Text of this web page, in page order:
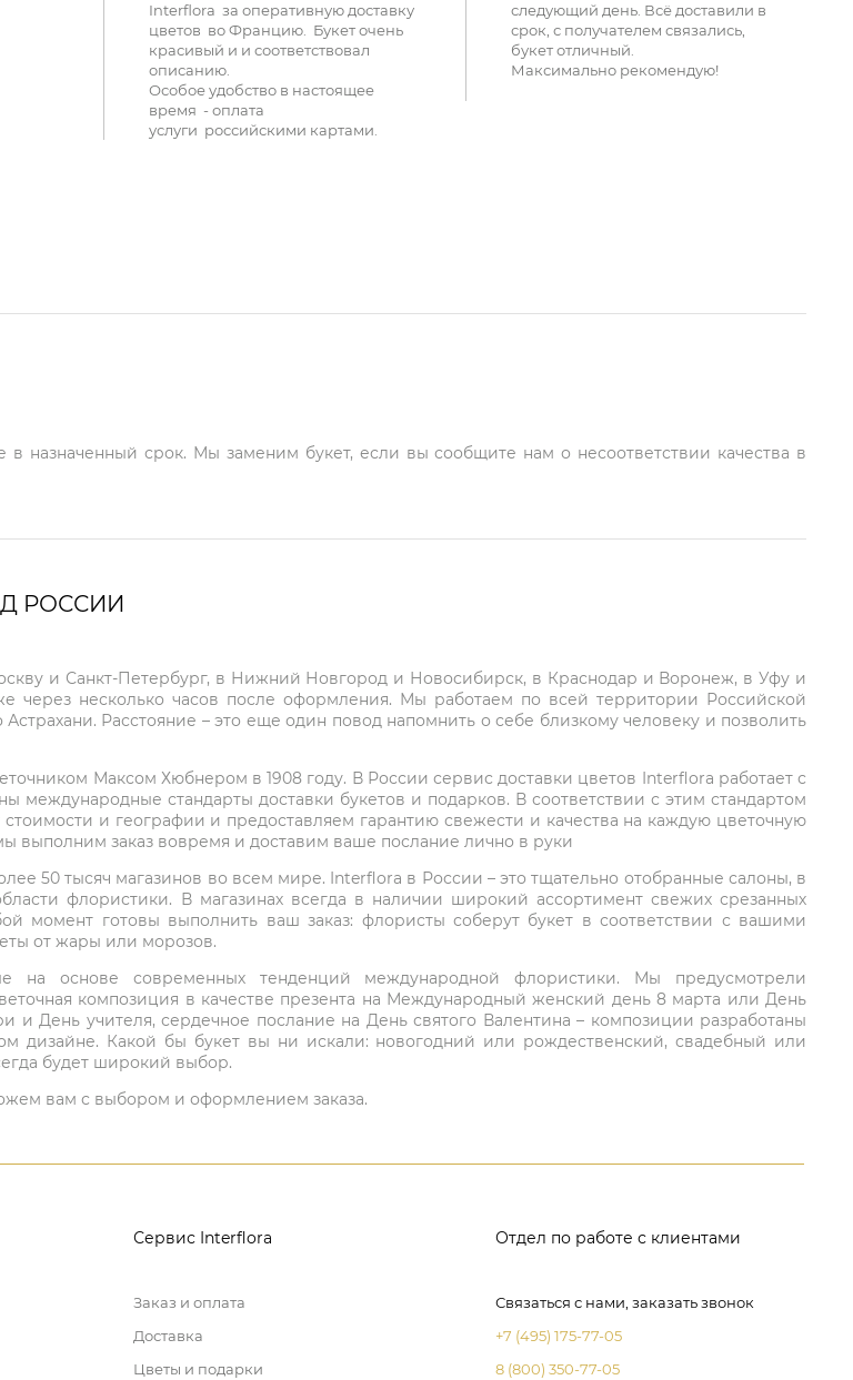
Interflora за оперативную доставку
цветов во Францию. Букет очень
красивый и и соответствовал
описанию.
Особое удобство в настоящее
время - оплата
услуги российскими картами.
следующий день. Всё доставили в
срок, с получателем связались,
букет отличный.
Максимально рекомендую!
в назначенный срок. Мы заменим букет, если вы сообщите нам о несоответствии качества в
РОССИИ
и Санкт-Петербург, в Нижний Новгород и Новосибирск, в Краснодар и Воронеж, в Уфу и
через несколько часов после оформления. Мы работаем по всей территории Российской
Расстояние – это еще один повод напомнить о себе близкому человеку и позволить
Максом Хюбнером в 1908 году. В России сервис доставки цветов Interflora работает с
стандарты доставки букетов и подарков. В соответствии с этим стандартом
и географии и предоставляем гарантию свежести и качества на каждую цветочную
выполним заказ вовремя и доставим ваше послание лично в руки
50 тысяч магазинов во всем мире. Interflora в России – это тщательно отобранные салоны, в
флористики. В магазинах всегда в наличии широкий ассортимент свежих срезанных
момент готовы выполнить ваш заказ: флористы соберут букет в соответствии с вашими
от жары или морозов.
на основе современных тенденций международной флористики. Мы предусмотрели
композиция в качестве презента на Международный женский день 8 марта или День
День учителя, сердечное послание на День святого Валентина – композиции разработаны
дизайне. Какой бы букет вы ни искали: новогодний или рождественский, свадебный или
будет широкий выбор.
вам с выбором и оформлением заказа.
Сервис Interflora
Заказ и оплата
Доставка
Цветы и подарки
Отдел по работе с клиентами
Связаться с нами, заказать звонок
+7 (495) 175-77-05
8 (800) 350-77-05